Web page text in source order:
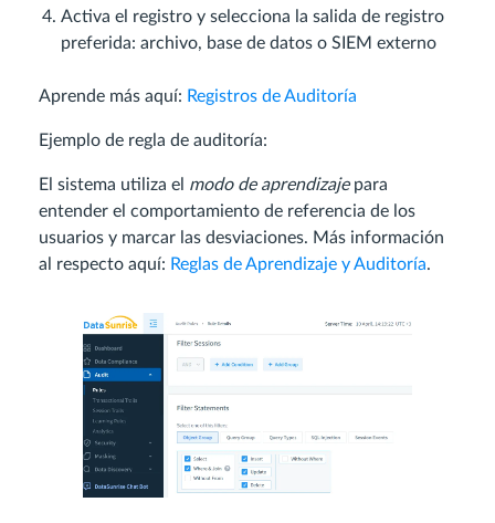
Activa el registro y selecciona la salida de registro
preferida: archivo, base de datos o SIEM externo
Aprende más aquí: Registros de Auditoría
Ejemplo de regla de auditoría:
El sistema utiliza el modo de aprendizajepara
entender el comportamiento de referencia de los
usuarios y marcar las desviaciones. Más información
al respecto aquí: Reglas de Aprendizaje y Auditoría.